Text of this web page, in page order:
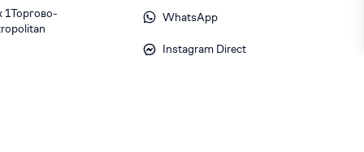
​Торгово-
WhatsApp
Instagram Direct